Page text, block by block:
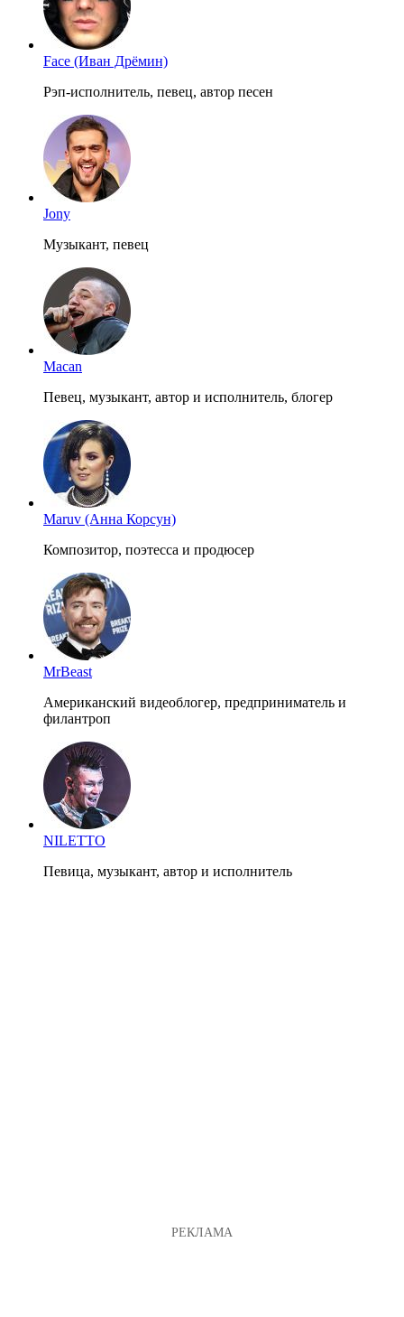
Face (Иван Дрёмин)
Рэп-исполнитель, певец, автор песен
Jony
Музыкант, певец
Macan
Певец, музыкант, автор и исполнитель, блогер
Maruv (Анна Корсун)
Композитор, поэтесса и продюсер
MrBeast
Американский видеоблогер, предприниматель и
филантроп
NILETTO
Певица, музыкант, автор и исполнитель